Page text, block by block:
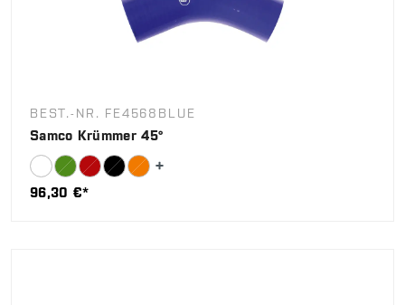
BEST.-NR. FE4568BLUE
Samco Krümmer 45°
96,30 €*